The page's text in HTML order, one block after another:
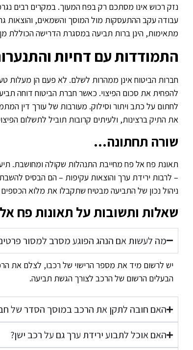
נזק רכוש אינו מסתכם רק בפח המעוך. במקרים רבים
עבודה עקב ההתעסקות מול המוסך והשמאים, והוצאות
מתאימות, הינן ברות תביעה במסגרת הדרישה הכוללת
התמודדות עם דחיות
חברות הביטוח אינן ממהרות לשלם. לא פעם הן מעלות
להפחית את סכום הפיצוי. כאשר חברת הביטוח דוחה
לחתום על כתב ויתור וסילוק. מעורבות של עורך דין
את התיק ברצינות, ולעיתים קרובות תוביל לתשלום
שורה תחתונה…
תאונת פח אל פח מחייבת התנהלות שקולה ומחושבת.
– לרבות ירידת ערך והוצאות עקיפות – הם הבסיס
ניהול נכון של התביעה מבטיח שתקבלו את מלוא
שאלות ותשובות על תאונות פח
מה לעשות אם הנהג הפוגע מסרב למסור
יש לרשום מיד את מספר הרישוי של רכבו, לצלם את
הבעלים הרשום של הרכב לצורך הגשת תביעה.
האם חובה לתקן את הרכב במוסך הסדר של
האם אוכל לתבוע ירידת ערך גם על רכב ישן?